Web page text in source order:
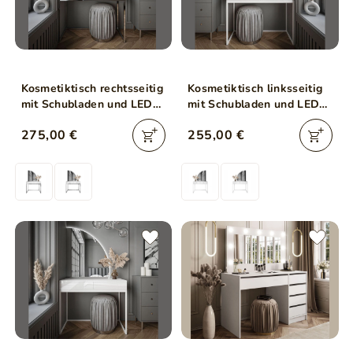
Kosmetiktisch rechtsseitig
mit Schubladen und LED-
Beleuchtung auf silbernen
Beinen Clarette Weiß
275,00 €
Kosmetiktisch linksseitig
mit Schubladen und LED-
Beleuchtung auf weißen
Beinen Clarette Weiß
255,00 €